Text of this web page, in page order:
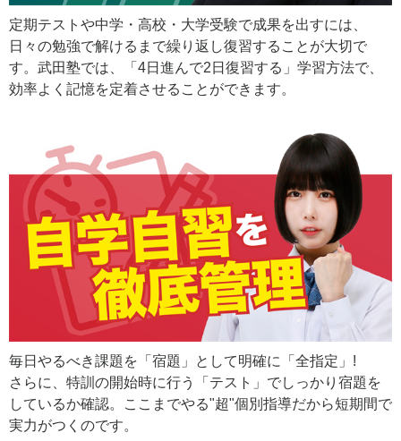
定期テストや中学・高校・大学受験で成果を出すには、
日々の勉強で解けるまで繰り返し復習することが大切で
す。武田塾では、「4日進んで2日復習する」学習方法で、
効率よく記憶を定着させることができます。
毎日やるべき課題を「宿題」として明確に「全指定」!
さらに、特訓の開始時に行う「テスト」でしっかり宿題を
しているか確認。ここまでやる"超"個別指導だから短期間で
実力がつくのです。